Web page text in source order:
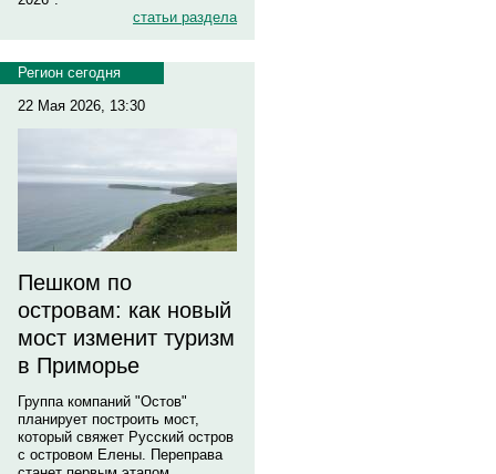
статьи раздела
Регион сегодня
22 Мая 2026, 13:30
Пешком по
островам: как новый
мост изменит туризм
в Приморье
Группа компаний "Остов"
планирует построить мост,
который свяжет Русский остров
с островом Елены. Переправа